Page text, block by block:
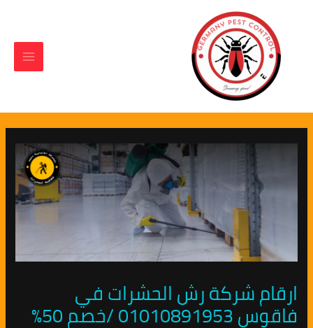
المحتوى
ارقام شركة رش الحشرات في
فاقوس 01010891953 /خصم 50%
navigation